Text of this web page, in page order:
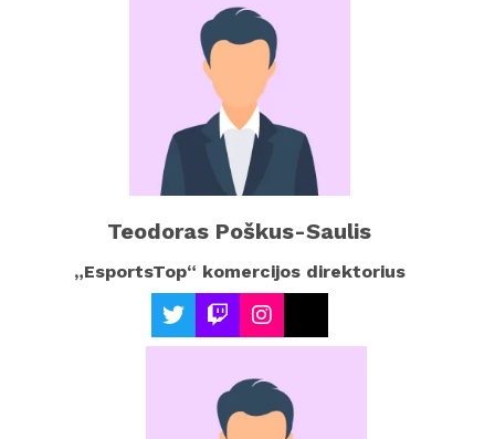
Teodoras Poškus-Saulis
„EsportsTop“ komercijos direktorius